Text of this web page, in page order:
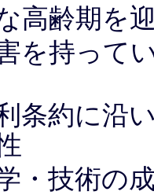
高齢期を
害を持って
条約に沿
・技術の